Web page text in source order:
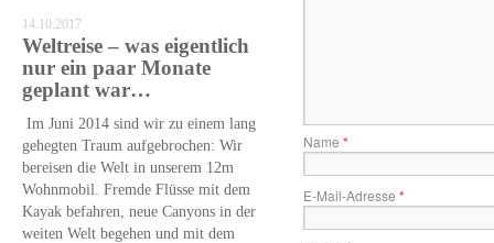
14.10.2017
Weltreise – was eigentlich
nur ein paar Monate
geplant war…
Im Juni 2014 sind wir zu einem lang
gehegten Traum aufgebrochen: Wir
bereisen die Welt in unserem 12m
Wohnmobil. Fremde Flüsse mit dem
Kayak befahren, neue Canyons in der
weiten Welt begehen und mit dem
Name *
E-Mail-Adresse *